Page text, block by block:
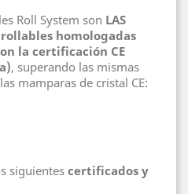
Roll System son LAS
homologadas
la certificación CE
, superando las mismas
mamparas de cristal CE:
siguientes certificados y